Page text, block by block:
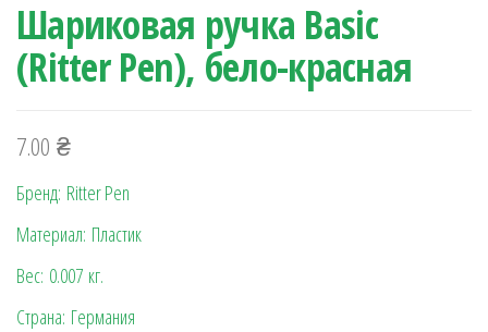
Шариковая ручка Basic
(Ritter Pen), бело-красная
7.00 ₴
Бренд: Ritter Pen
Материал: Пластик
Вес: 0.007 кг.
Страна: Германия